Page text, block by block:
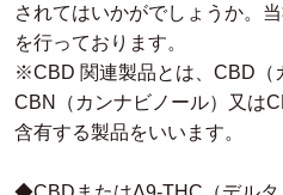
されてはいかがでしょうか。
を行っております。
※CBD 関連製品とは、CBD（
CBN（カンナビノール）又は
含有する製品をいいます。